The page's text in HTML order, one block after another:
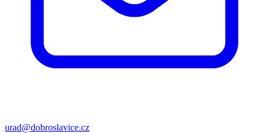
urad@dobroslavice.cz